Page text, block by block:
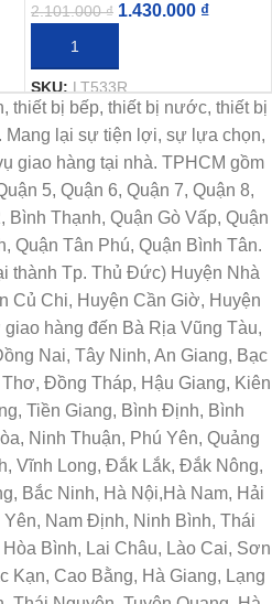
2.101.000₫ 1.430.000 ₫
THÊM VÀO GIỎ HÀNG
SKU:LT533R
thiết bị bếp, thiết bị nước, thiết bị
Mang lại sự tiện lợi, sự lựa chọn,
giao hàng tại nhà. TPHCM gồm
5, Quận 6, Quận 7, Quận 8,
Bình Thạnh, Quận Gò Vấp, Quận
Quận Tân Phú, Quận Bình Tân.
thành Tp. Thủ Đức) Huyện Nhà
Củ Chi, Huyện Cần Giờ, Huyện
hàng đến Bà Rịa Vũng Tàu,
Nai, Tây Ninh, An Giang, Bạc
Đồng Tháp, Hậu Giang, Kiên
Tiền Giang, Bình Định, Bình
Ninh Thuận, Phú Yên, Quảng
Vĩnh Long, Đắk Lắk, Đắk Nông,
Bắc Ninh, Hà Nội,Hà Nam, Hải
Nam Định, Ninh Bình, Thái
Bình, Lai Châu, Lào Cai, Sơn
Kạn, Cao Bằng, Hà Giang, Lạng